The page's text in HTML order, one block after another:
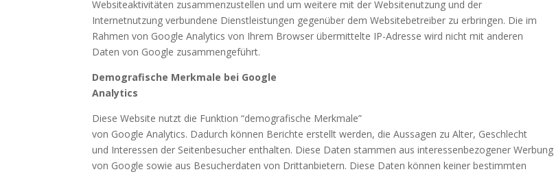
Websiteaktivitäten zusammenzustellen und um weitere mit der Websitenutzung und der
Internetnutzung verbundene Dienstleistungen gegenüber dem Websitebetreiber zu erbringen. Die im
Rahmen von Google Analytics von Ihrem Browser übermittelte IP-Adresse wird nicht mit anderen
Daten von Google zusammengeführt.
Demografische Merkmale bei Google
Analytics
Diese Website nutzt die Funktion “demografische Merkmale”
von Google Analytics. Dadurch können Berichte erstellt werden, die Aussagen zu Alter, Geschlecht
und Interessen der Seitenbesucher enthalten. Diese Daten stammen aus interessenbezogener Werbung
von Google sowie aus Besucherdaten von Drittanbietern. Diese Daten können keiner bestimmten